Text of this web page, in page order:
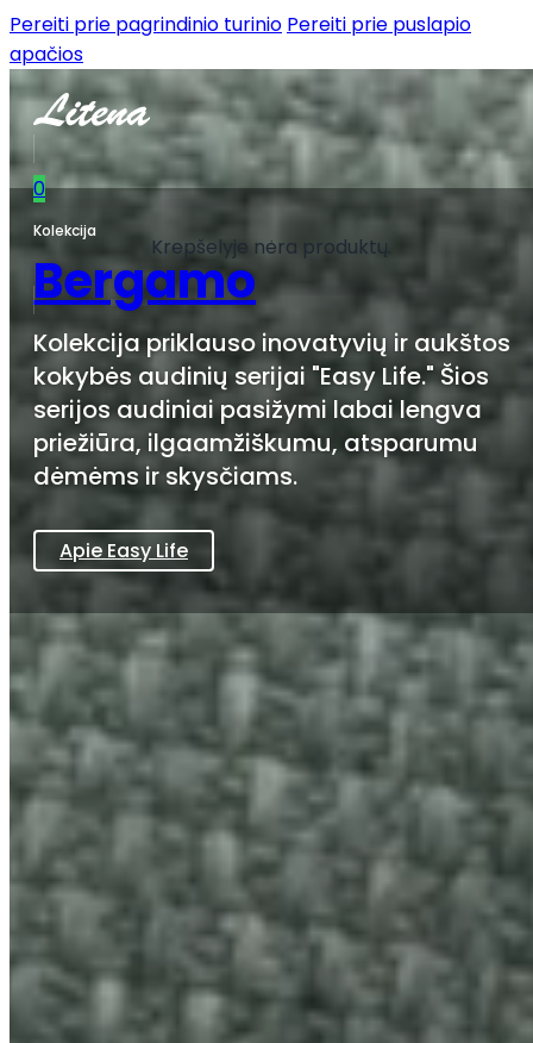
Pereiti prie pagrindinio turinio Pereiti prie puslapio
apačios
0
Krepšelyje nėra produktų.
Kolekcija
Bergamo
Kolekcija priklauso inovatyvių ir aukštos
kokybės audinių serijai "Easy Life." Šios
serijos audiniai pasižymi labai lengva
priežiūra, ilgaamžiškumu, atsparumu
dėmėms ir skysčiams.
Apie Easy Life